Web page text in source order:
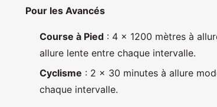
Pour les Avancés
Course à Pied : 4 x 1200 mètres à
allure lente entre chaque intervalle.
Cyclisme : 2 x 30 minutes à allure
chaque intervalle.